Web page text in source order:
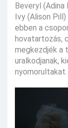
Beveryl
Ivy (Alison
ebben a
hovatartozás,
megkezdjék a
uralkodjanak,
nyomorultakat.